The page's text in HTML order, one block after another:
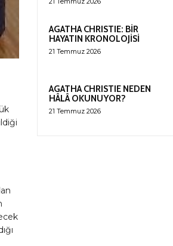
AGATHA CHRISTIE: BİR
HAYATIN KRONOLOJİSİ
21 Temmuz 2026
AGATHA CHRISTIE NEDEN
HÂLÂ OKUNUYOR?
21 Temmuz 2026